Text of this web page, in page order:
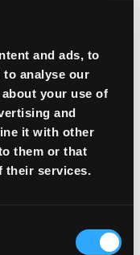
and ads, to
to analyse our
your use of
and
it with other
them or that
their services.